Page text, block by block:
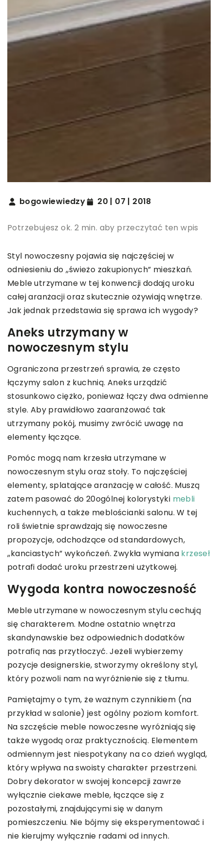
bogowiewiedzy 20 | 07 | 2018
Potrzebujesz ok. 2 min. aby przeczytać ten wpis
Styl nowoczesny pojawia się najczęściej w
odniesieniu do ,,świeżo zakupionych” mieszkań.
Meble utrzymane w tej konwencji dodają uroku
całej aranżacji oraz skutecznie ożywiają wnętrze.
Jak jednak przedstawia się sprawa ich wygody?
Aneks utrzymany w
nowoczesnym stylu
Ograniczona przestrzeń sprawia, że często
łączymy salon z kuchnią. Aneks urządzić
stosunkowo ciężko, ponieważ łączy dwa odmienne
style. Aby prawidłowo zaaranżować tak
utrzymany pokój, musimy zwrócić uwagę na
elementy łączące.
Pomóc mogą nam krzesła utrzymane w
nowoczesnym stylu oraz stoły. To najczęściej
elementy, splatające aranżację w całość. Muszą
zatem pasować do 20ogólnej kolorystyki mebli
kuchennych, a także meblościanki salonu. W tej
roli świetnie sprawdzają się nowoczesne
propozycje, odchodzące od standardowych,
,,kanciastych” wykończeń. Zwykła wymiana krzeseł
potrafi dodać uroku przestrzeni użytkowej.
Wygoda kontra nowoczesność
Meble utrzymane w nowoczesnym stylu cechują
się charakterem. Modne ostatnio wnętrza
skandynawskie bez odpowiednich dodatków
potrafią nas przytłoczyć. Jeżeli wybierzemy
pozycje designerskie, stworzymy określony styl,
który pozwoli nam na wyróżnienie się z tłumu.
Pamiętajmy o tym, że ważnym czynnikiem (na
przykład w salonie) jest ogólny poziom komfort.
Na szczęście meble nowoczesne wyróżniają się
także wygodą oraz praktycznością. Elementem
odmiennym jest niespotykany na co dzień wygląd,
który wpływa na swoisty charakter przestrzeni.
Dobry dekorator w swojej koncepcji zawrze
wyłącznie ciekawe meble, łączące się z
pozostałymi, znajdującymi się w danym
pomieszczeniu. Nie bójmy się eksperymentować i
nie kierujmy wyłącznie radami od innych.